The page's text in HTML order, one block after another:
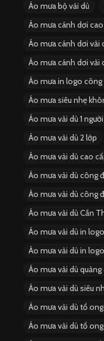
Áo mưa bộ vải dù
Áo mưa cánh dơi
Áo mưa cánh dơi vải
Áo mưa cánh dơi vải
Áo mưa in logo
Áo mưa siêu nhẹ
Áo mưa vải dù 1 người
Áo mưa vải dù 2 lớp
Áo mưa vải dù cao
Áo mưa vải dù công
Áo mưa vải dù công
Áo mưa vải dù Cần
Áo mưa vải dù in
Áo mưa vải dù in
Áo mưa vải dù
Áo mưa vải dù siêu
Áo mưa vải dù tổ ong
Áo mưa vải dù tổ